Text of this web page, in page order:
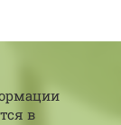
в